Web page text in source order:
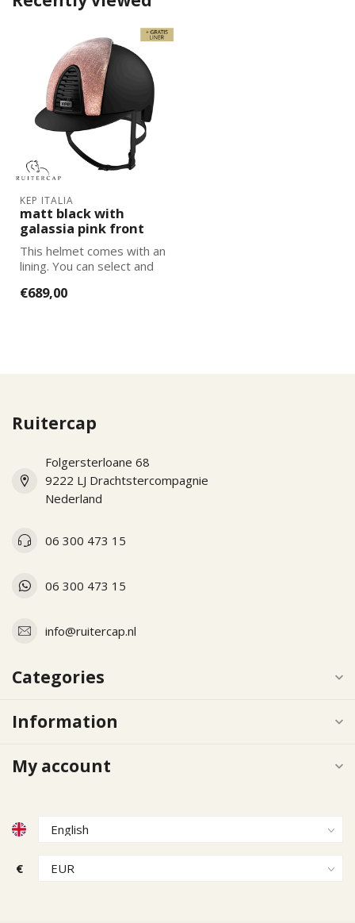
KEP ITALIA
matt black with
galassia pink front
This helmet comes with an
lining. You can select and
lining...
€689,00
Ruitercap
Folgersterloane 68
9222 LJ Drachtstercompagnie
Nederland
06 300 473 15
06 300 473 15
info@ruitercap.nl
Categories
Information
My account
€